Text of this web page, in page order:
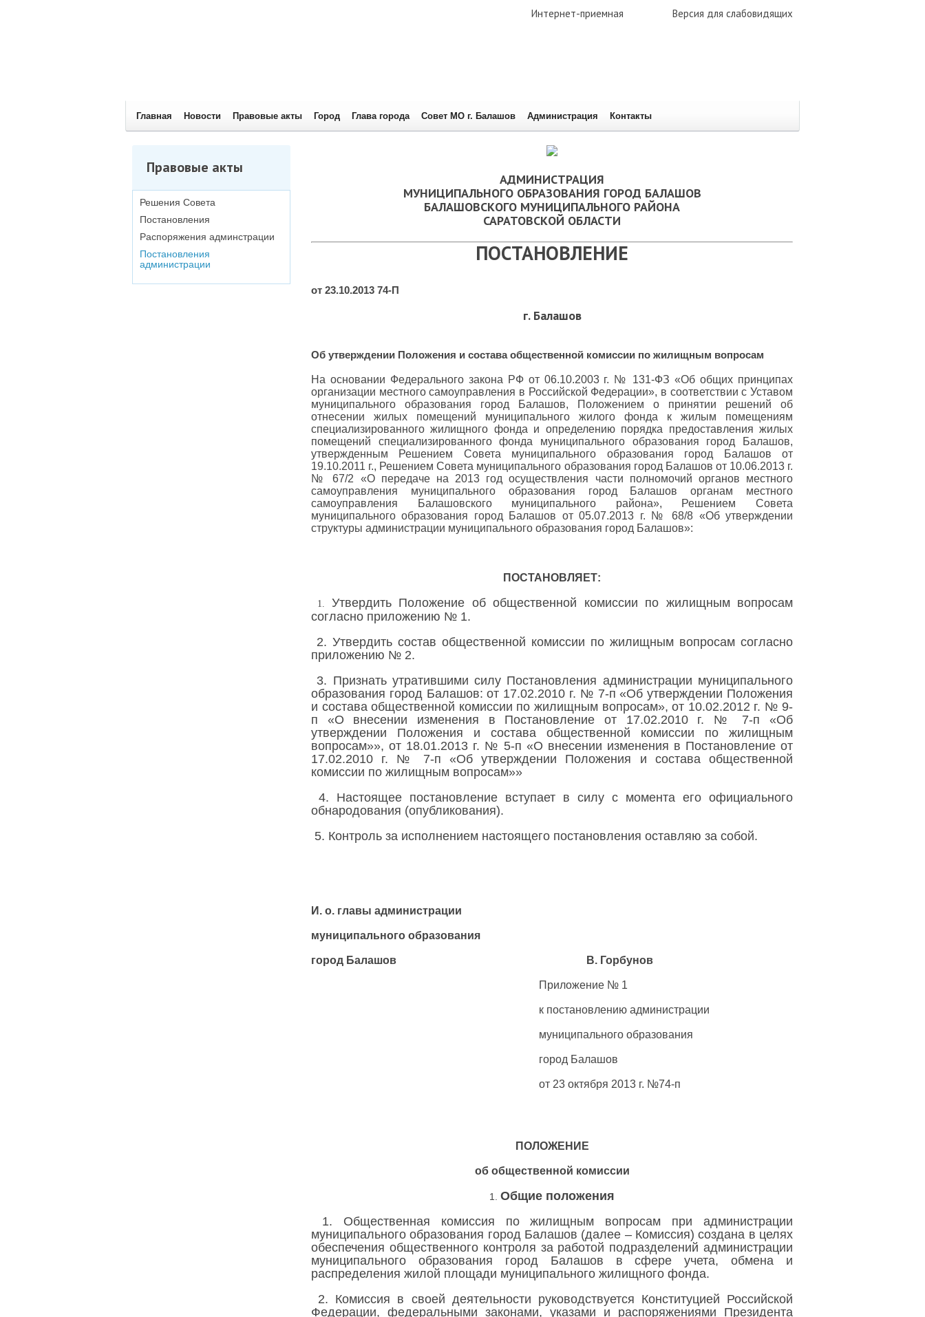
Интернет-приемная Версия для слабовидящих
Главная Новости Правовые акты Город Глава города Совет МО г. Балашов Администрация Контакты
Правовые акты
Решения Совета
Постановления
Распоряжения админстрации
Постановления
администрации
АДМИНИСТРАЦИЯ
МУНИЦИПАЛЬНОГО ОБРАЗОВАНИЯ ГОРОД БАЛАШОВ
БАЛАШОВСКОГО МУНИЦИПАЛЬНОГО РАЙОНА
САРАТОВСКОЙ ОБЛАСТИ
ПОСТАНОВЛЕНИЕ
от 23.10.2013 74-П
г. Балашов
Об утверждении Положения и состава общественной комиссии по жилищным вопросам
На основании Федерального закона РФ от 06.10.2003 г. № 131-ФЗ «Об общих принципах
организации местного самоуправления в Российской Федерации», в соответствии с Уставом
муниципального образования город Балашов, Положением о принятии решений об
отнесении жилых помещений муниципального жилого фонда к жилым помещениям
специализированного жилищного фонда и определению порядка предоставления жилых
помещений специализированного фонда муниципального образования город Балашов,
утвержденным Решением Совета муниципального образования город Балашов от
19.10.2011 г., Решением Совета муниципального образования город Балашов от 10.06.2013 г.
№ 67/2 «О передаче на 2013 год осуществления части полномочий органов местного
самоуправления муниципального образования город Балашов органам местного
самоуправления Балашовского муниципального района», Решением Совета
муниципального образования город Балашов от 05.07.2013 г. № 68/8 «Об утверждении
структуры администрации муниципального образования город Балашов»:
ПОСТАНОВЛЯЕТ:
1. Утвердить Положение об общественной комиссии по жилищным вопросам
согласно приложению № 1.
2. Утвердить состав общественной комиссии по жилищным вопросам согласно
приложению № 2.
3. Признать утратившими силу Постановления администрации муниципального
образования город Балашов: от 17.02.2010 г. № 7-п «Об утверждении Положения
и состава общественной комиссии по жилищным вопросам», от 10.02.2012 г. № 9-
п «О внесении изменения в Постановление от 17.02.2010 г. № 7-п «Об
утверждении Положения и состава общественной комиссии по жилищным
вопросам»», от 18.01.2013 г. № 5-п «О внесении изменения в Постановление от
17.02.2010 г. № 7-п «Об утверждении Положения и состава общественной
комиссии по жилищным вопросам»»
4. Настоящее постановление вступает в силу с момента его официального
обнародования (опубликования).
5. Контроль за исполнением настоящего постановления оставляю за собой.
И. о. главы администрации
муниципального образования
город Балашов В. Горбунов
Приложение № 1
к постановлению администрации
муниципального образования
город Балашов
от 23 октября 2013 г. №74-п
ПОЛОЖЕНИЕ
об общественной комиссии
1. Общие положения
1. Общественная комиссия по жилищным вопросам при администрации
муниципального образования город Балашов (далее – Комиссия) создана в целях
обеспечения общественного контроля за работой подразделений администрации
муниципального образования город Балашов в сфере учета, обмена и
распределения жилой площади муниципального жилищного фонда.
2. Комиссия в своей деятельности руководствуется Конституцией Российской
Федерации, федеральными законами, указами и распоряжениями Президента